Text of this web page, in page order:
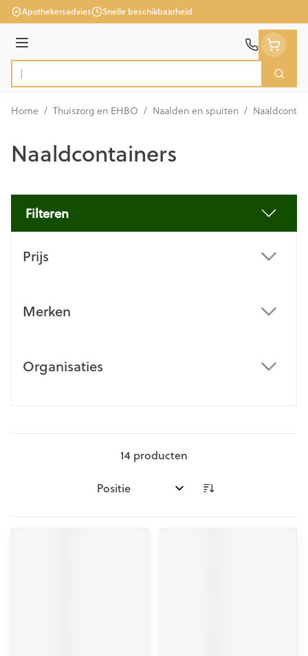
Ga naar de inhoud
Apothekersadvies Snelle beschikbaarheid
Menu
Product, merk, categorie...
Zoek
Home / Thuiszorg en EHBO / Naalden en spuiten /
Naaldcontainers
Filteren
Prijs
Merken
Organisaties
14 producten
Sorteer op: